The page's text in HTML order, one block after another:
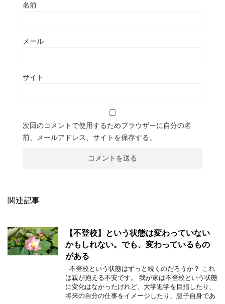
名前
メール
サイト
次回のコメントで使用するためブラウザーに自分の名
前、メールアドレス、サイトを保存する。
関連記事
【不登校】という状態は変わっていない
かもしれない。でも、変わっているもの
がある
不登校という状態はずっと続くのだろうか？ これ
は親が抱える不安です。 我が家は不登校という状態
に変化はなかったけれど、大学進学を目指したり、
将来の自分の仕事をイメージしたり、息子自身であ